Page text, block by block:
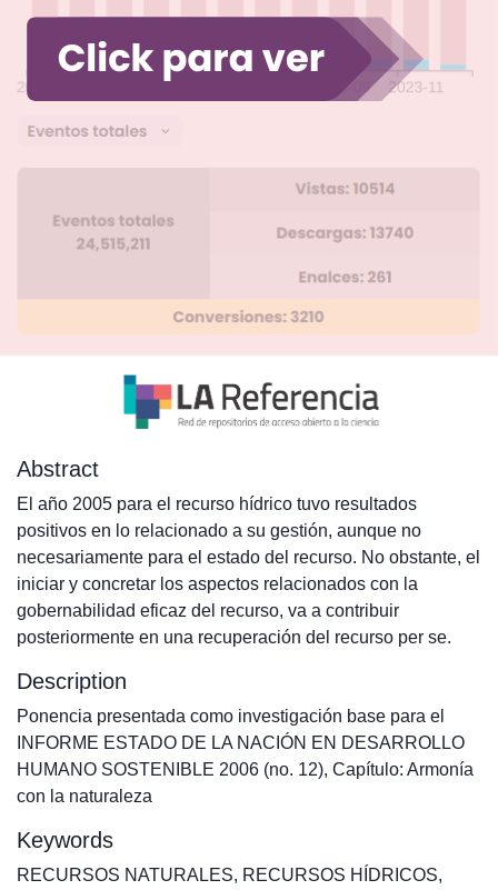
Abstract
El año 2005 para el recurso hídrico tuvo resultados
positivos en lo relacionado a su gestión, aunque no
necesariamente para el estado del recurso. No obstante, el
iniciar y concretar los aspectos relacionados con la
gobernabilidad eficaz del recurso, va a contribuir
posteriormente en una recuperación del recurso per se.
Description
Ponencia presentada como investigación base para el
INFORME ESTADO DE LA NACIÓN EN DESARROLLO
HUMANO SOSTENIBLE 2006 (no. 12), Capítulo: Armonía
con la naturaleza
Keywords
RECURSOS NATURALES, RECURSOS HÍDRICOS,